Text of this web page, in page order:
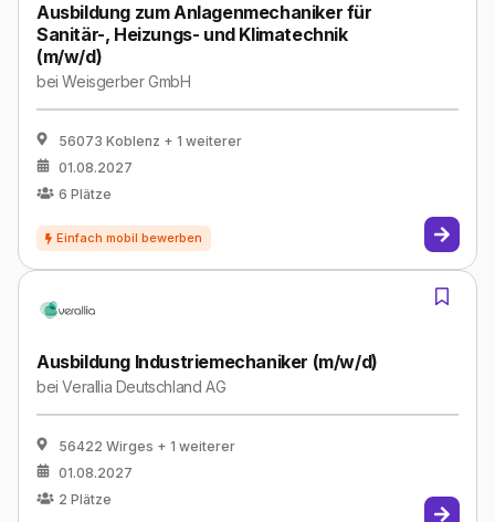
Ausbildung zum Anlagenmechaniker für
Sanitär-, Heizungs- und Klimatechnik
(m/w/d)
beiWeisgerber GmbH
56073 Koblenz + 1 weiterer
01.08.2027
6 Plätze
Ausbildung Industriemechaniker (m/w/d)
beiVerallia Deutschland AG
56422 Wirges + 1 weiterer
01.08.2027
2 Plätze